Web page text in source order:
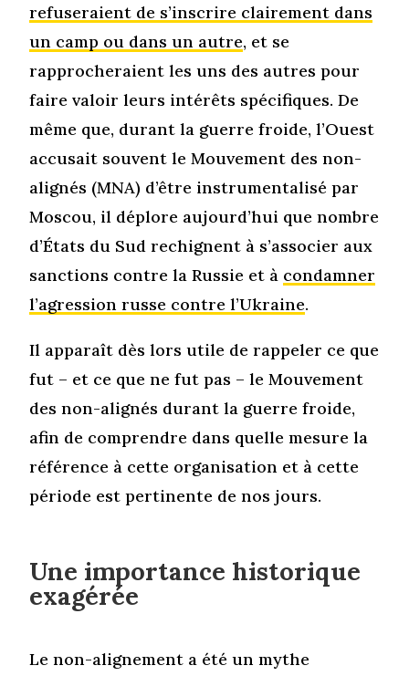
refuseraient de s’inscrire clairement dans
un camp ou dans un autre, et se
rapprocheraient les uns des autres pour
faire valoir leurs intérêts spécifiques. De
même que, durant la guerre froide, l’Ouest
accusait souvent le Mouvement des non-
alignés (MNA) d’être instrumentalisé par
Moscou, il déplore aujourd’hui que nombre
d’États du Sud rechignent à s’associer aux
sanctions contre la Russie et à condamner
l’agression russe contre l’Ukraine.
Il apparaît dès lors utile de rappeler ce que
fut – et ce que ne fut pas – le Mouvement
des non-alignés durant la guerre froide,
afin de comprendre dans quelle mesure la
référence à cette organisation et à cette
période est pertinente de nos jours.
Une importance historique
exagérée
Le non-alignement a été un mythe